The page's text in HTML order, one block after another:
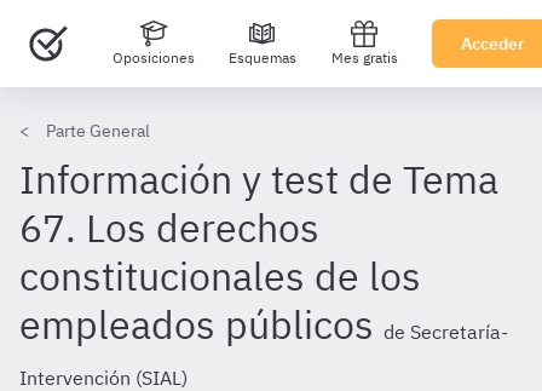
Oposiciones Esquemas Mes gratis
Acceder
Parte General
Información y test de Tema
67. Los derechos
constitucionales de los
empleados públicos de Secretaría-
Intervención (SIAL)